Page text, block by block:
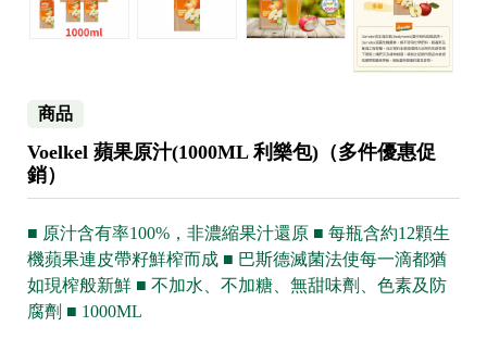
商品
Voelkel 蘋果原汁(1000ML 利樂包)（多件優惠促
銷）
■ 原汁含有率100%，非濃縮果汁還原 ■ 每瓶含約12顆生
機蘋果連皮帶籽鮮榨而成 ■ 巴斯德滅菌法使每一滴都猶
如現榨般新鮮 ■ 不加水、不加糖、無甜味劑、色素及防
腐劑 ■ 1000ML